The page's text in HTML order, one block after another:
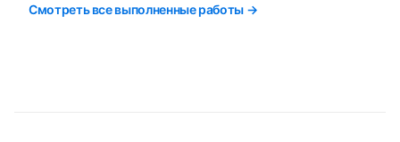
Смотреть все выполненные работы →